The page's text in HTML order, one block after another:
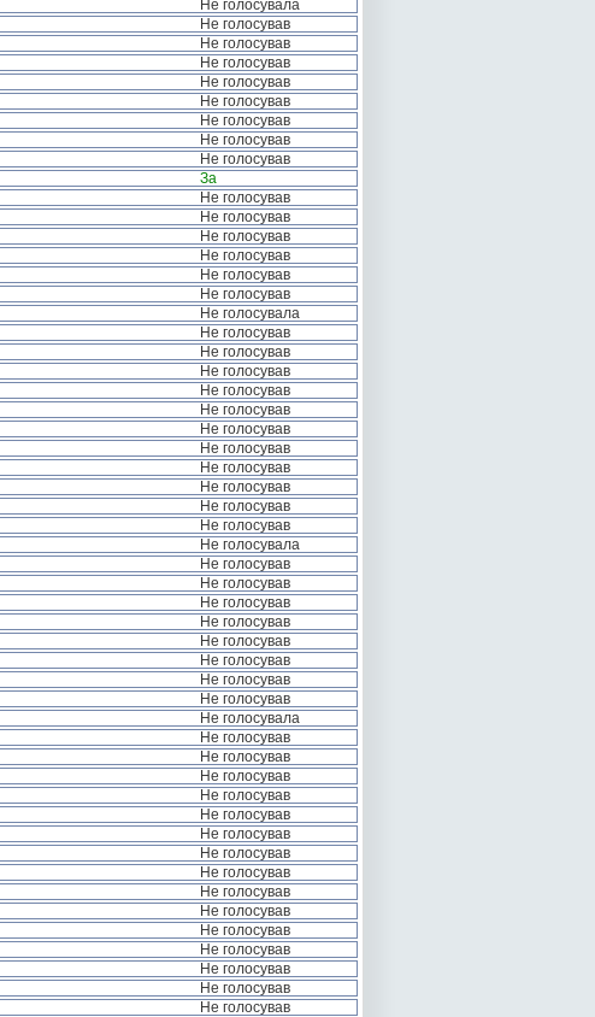
Не голосувала
Не голосував
Не голосував
Не голосував
Не голосував
Не голосував
Не голосував
Не голосував
Не голосував
За
Не голосував
Не голосував
Не голосував
Не голосував
Не голосував
Не голосував
Не голосувала
Не голосував
Не голосував
Не голосував
Не голосував
Не голосував
Не голосував
Не голосував
Не голосував
Не голосував
Не голосував
Не голосував
Не голосувала
Не голосував
Не голосував
Не голосував
Не голосував
Не голосував
Не голосував
Не голосував
Не голосував
Не голосувала
Не голосував
Не голосував
Не голосував
Не голосував
Не голосував
Не голосував
Не голосував
Не голосував
Не голосував
Не голосував
Не голосував
Не голосував
Не голосував
Не голосував
Не голосував